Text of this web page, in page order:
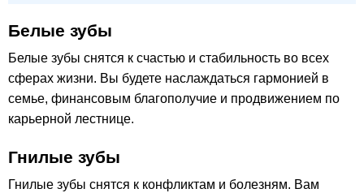
Белые зубы
Белые зубы снятся к счастью и стабильность во всех
сферах жизни. Вы будете наслаждаться гармонией в
семье, финансовым благополучие и продвижением по
карьерной лестнице.
Гнилые зубы
Гнилые зубы снятся к конфликтам и болезням. Вам